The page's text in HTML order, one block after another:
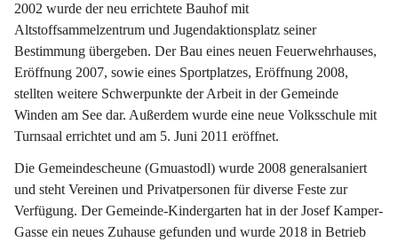
2002 wurde der neu errichtete Bauhof mit
Altstoffsammelzentrum und Jugendaktionsplatz seiner
Bestimmung übergeben. Der Bau eines neuen Feuerwehrhauses,
Eröffnung 2007, sowie eines Sportplatzes, Eröffnung 2008,
stellten weitere Schwerpunkte der Arbeit in der Gemeinde
Winden am See dar. Außerdem wurde eine neue Volksschule mit
Turnsaal errichtet und am 5. Juni 2011 eröffnet.
Die Gemeindescheune (Gmuastodl) wurde 2008 generalsaniert
und steht Vereinen und Privatpersonen für diverse Feste zur
Verfügung. Der Gemeinde-Kindergarten hat in der Josef Kamper-
Gasse ein neues Zuhause gefunden und wurde 2018 in Betrieb